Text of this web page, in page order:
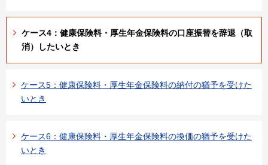
ケース4：健康保険料・厚生年金保険料の口座振替を辞退（取
消）したいとき
ケース5：健康保険料・厚生年金保険料の納付の猶予を受けた
いとき
ケース6：健康保険料・厚生年金保険料の換価の猶予を受けた
いとき